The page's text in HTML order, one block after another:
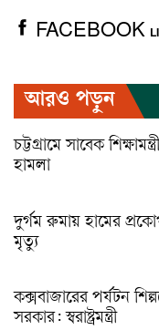
FACEBOOK
আরও পড়ুন
চট্টগ্রামে সাবেক
হামলা
দুর্গম রুমায় হামের
মৃত্যু
কক্সবাজারের পর্যটন
সরকার: স্বরাষ্ট্রমন্ত্রী